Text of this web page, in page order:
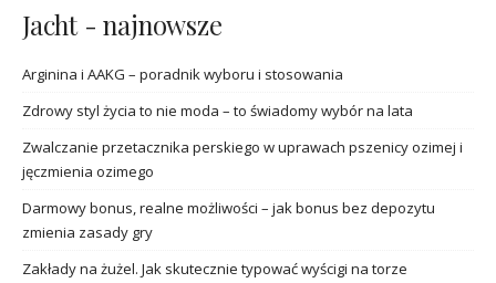
Jacht - najnowsze
Arginina i AAKG – poradnik wyboru i stosowania
Zdrowy styl życia to nie moda – to świadomy wybór na lata
Zwalczanie przetacznika perskiego w uprawach pszenicy ozimej i
jęczmienia ozimego
Darmowy bonus, realne możliwości – jak bonus bez depozytu
zmienia zasady gry
Zakłady na żużel. Jak skutecznie typować wyścigi na torze